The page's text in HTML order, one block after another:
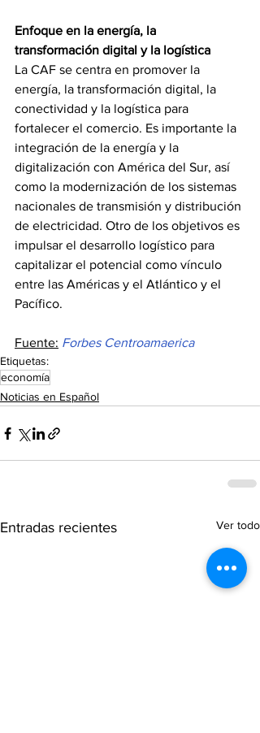
Enfoque en la energía, la
transformación digital y la logística
La CAF se centra en promover la
energía, la transformación digital, la
conectividad y la logística para
fortalecer el comercio. Es importante la
integración de la energía y la
digitalización con América del Sur, así
como la modernización de los sistemas
nacionales de transmisión y distribución
de electricidad. Otro de los objetivos es
impulsar el desarrollo logístico para
capitalizar el potencial como vínculo
entre las Américas y el Atlántico y el
Pacífico.
Fuente: Forbes Centroamaerica
Etiquetas:
economía
Noticias en Español
Entradas recientes Ver todo